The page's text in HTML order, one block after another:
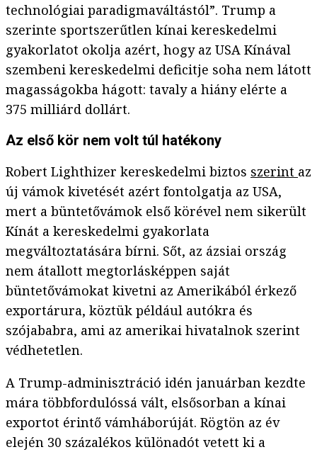
technológiai paradigmaváltástól”. Trump a
szerinte sportszerűtlen kínai kereskedelmi
gyakorlatot okolja azért, hogy az USA Kínával
szembeni kereskedelmi deficitje soha nem látott
magasságokba hágott: tavaly a hiány elérte a
375 milliárd dollárt.
Az első kör nem volt túl hatékony
Robert Lighthizer kereskedelmi biztos szerint az
új vámok kivetését azért fontolgatja az USA,
mert a büntetővámok első körével nem sikerült
Kínát a kereskedelmi gyakorlata
megváltoztatására bírni. Sőt, az ázsiai ország
nem átallott megtorlásképpen saját
büntetővámokat kivetni az Amerikából érkező
exportárura, köztük például autókra és
szójababra, ami az amerikai hivatalnok szerint
védhetetlen.
A Trump-adminisztráció idén januárban kezdte
mára többfordulóssá vált, elsősorban a kínai
exportot érintő vámháborúját. Rögtön az év
elején 30 százalékos különadót vetett ki a